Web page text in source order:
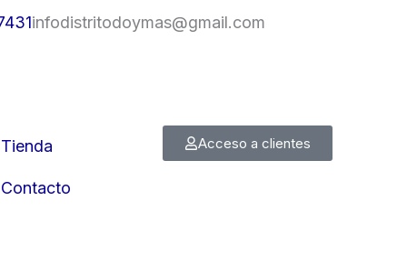
infodistritodoymas@gmail.com
Tienda
Contacto
Acceso a clientes